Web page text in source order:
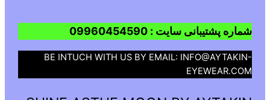
شماره پشتیبانی سایت : 09960454590
BE INTUCH WITH US BY EMAIL: INFO@AYTAKIN-
EYEWEAR.COM